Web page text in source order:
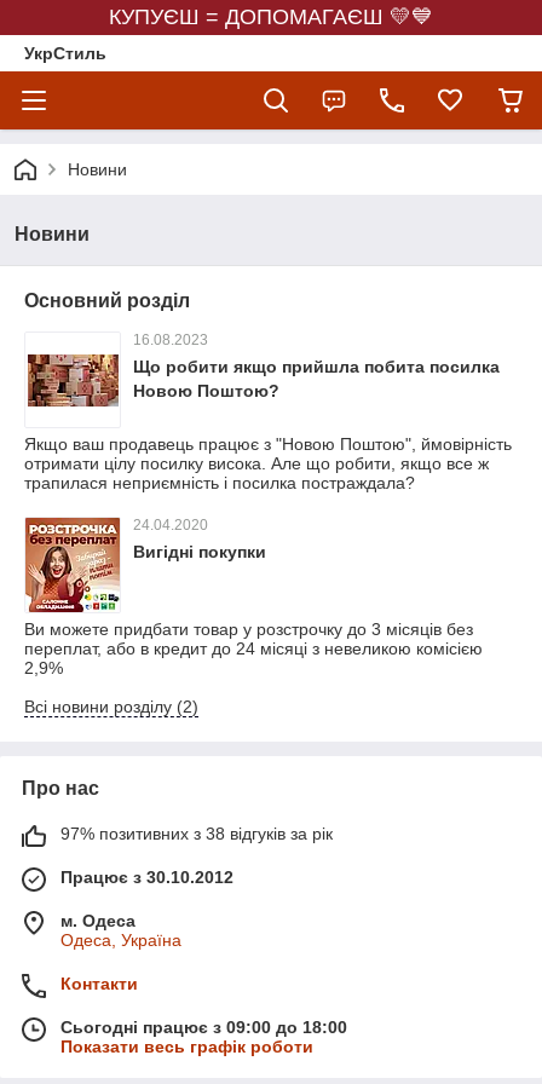
КУПУЄШ = ДОПОМАГАЄШ 💛💙
УкрСтиль
Новини
Новини
Основний розділ
16.08.2023
Що робити якщо прийшла побита посилка
Новою Поштою?
Якщо ваш продавець працює з "Новою Поштою", ймовірність
отримати цілу посилку висока. Але що робити, якщо все ж
трапилася неприємність і посилка постраждала?
24.04.2020
Вигідні покупки
Ви можете придбати товар у розстрочку до 3 місяців без
переплат, або в кредит до 24 місяці з невеликою комісією
2,9%
Всі новини розділу (2)
Про нас
97% позитивних з 38 відгуків за рік
Працює з 30.10.2012
м. Одеса
Одеса, Україна
Контакти
Сьогодні працює з 09:00 до 18:00
Показати весь графік роботи